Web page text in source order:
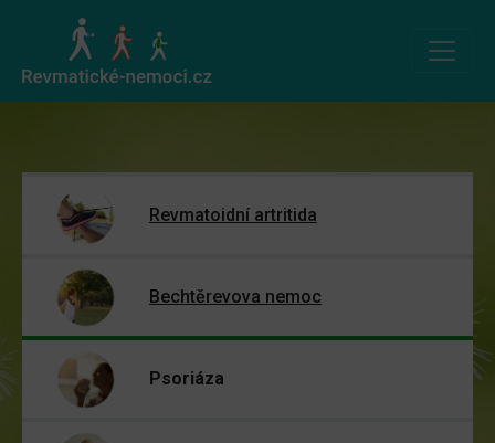
Revmatoidní artritida
Bechtěrevova nemoc
Psoriáza